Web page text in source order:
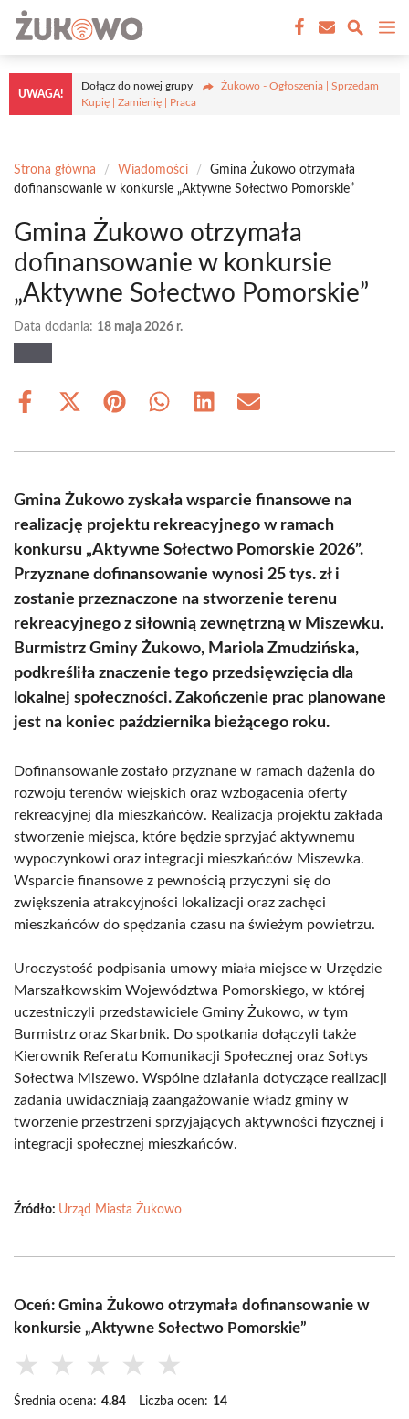
Przejdź
treści
UWAGA!
Dołącz do nowej grupy
Żukowo - Ogłoszenia | Sprzedam |
Kupię | Zamienię | Praca
Strona główna / Wiadomości /
Gmina Żukowo otrzymała
dofinansowanie w konkursie „Aktywne Sołectwo Pomorskie”
Gmina Żukowo otrzymała
dofinansowanie w konkursie
„Aktywne Sołectwo Pomorskie”
Data dodania: 18 maja 2026 r.
Share
Share
(Twitter)
Share Share Share Share
Gmina Żukowo zyskała wsparcie finansowe na
realizację projektu rekreacyjnego w ramach
konkursu „Aktywne Sołectwo Pomorskie 2026”.
Przyznane dofinansowanie wynosi 25 tys. zł i
zostanie przeznaczone na stworzenie terenu
rekreacyjnego z siłownią zewnętrzną w Miszewku.
Burmistrz Gminy Żukowo, Mariola Zmudzińska,
podkreśliła znaczenie tego przedsięwzięcia dla
lokalnej społeczności. Zakończenie prac planowane
jest na koniec października bieżącego roku.
Dofinansowanie zostało przyznane w ramach dążenia do
rozwoju terenów wiejskich oraz wzbogacenia oferty
rekreacyjnej dla mieszkańców. Realizacja projektu zakłada
stworzenie miejsca, które będzie sprzyjać aktywnemu
wypoczynkowi oraz integracji mieszkańców Miszewka.
Wsparcie finansowe z pewnością przyczyni się do
zwiększenia atrakcyjności lokalizacji oraz zachęci
mieszkańców do spędzania czasu na świeżym powietrzu.
Uroczystość podpisania umowy miała miejsce w Urzędzie
Marszałkowskim Województwa Pomorskiego, w której
uczestniczyli przedstawiciele Gminy Żukowo, w tym
Burmistrz oraz Skarbnik. Do spotkania dołączyli także
Kierownik Referatu Komunikacji Społecznej oraz Sołtys
Sołectwa Miszewo. Wspólne działania dotyczące realizacji
zadania uwidaczniają zaangażowanie władz gminy w
tworzenie przestrzeni sprzyjających aktywności fizycznej i
integracji społecznej mieszkańców.
Źródło: Urząd Miasta Żukowo
Oceń: Gmina Żukowo otrzymała dofinansowanie w
konkursie „Aktywne Sołectwo Pomorskie”
★ ★ ★ ★ ★
Średnia ocena: 4.84 Liczba ocen: 14